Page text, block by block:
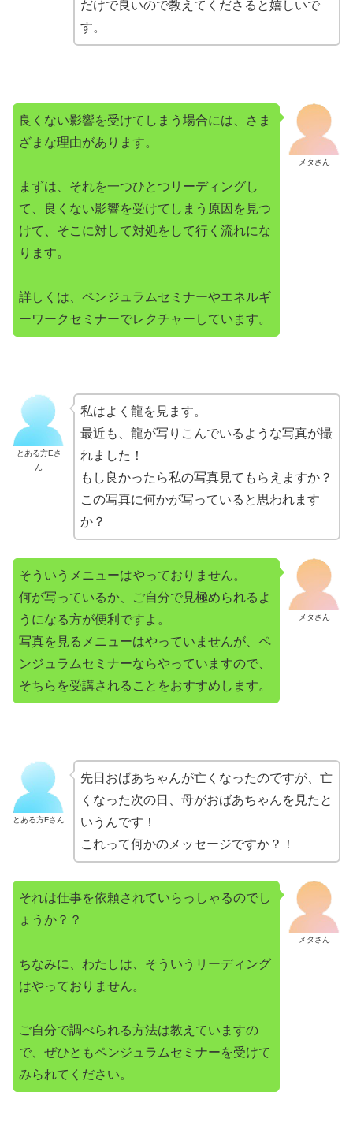
だけで良いので教えてくださると嬉しいで
す。
メタさん
良くない影響を受けてしまう場合には、さま
ざまな理由があります。
まずは、それを一つひとつリーディングし
て、良くない影響を受けてしまう原因を見つ
けて、そこに対して対処をして行く流れにな
ります。
詳しくは、ペンジュラムセミナーやエネルギ
ーワークセミナーでレクチャーしています。
とある方Eさ
ん
私はよく龍を見ます。
最近も、龍が写りこんでいるような写真が撮
れました！
もし良かったら私の写真見てもらえますか？
この写真に何かが写っていると思われます
か？
メタさん
そういうメニューはやっておりません。
何が写っているか、ご自分で見極められるよ
うになる方が便利ですよ。
写真を見るメニューはやっていませんが、ペ
ンジュラムセミナーならやっていますので、
そちらを受講されることをおすすめします。
とある方Fさん
先日おばあちゃんが亡くなったのですが、亡
くなった次の日、母がおばあちゃんを見たと
いうんです！
これって何かのメッセージですか？！
メタさん
それは仕事を依頼されていらっしゃるのでし
ょうか？？
ちなみに、わたしは、そういうリーディング
はやっておりません。
ご自分で調べられる方法は教えていますの
で、ぜひともペンジュラムセミナーを受けて
みられてください。